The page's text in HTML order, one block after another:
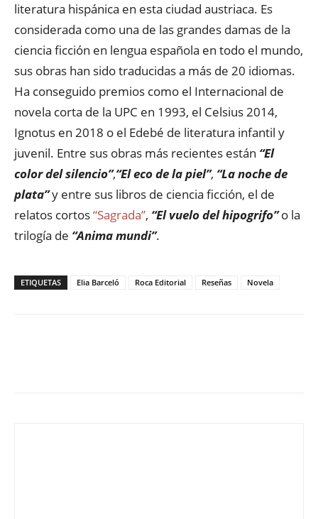
literatura hispánica en esta ciudad austriaca. Es
considerada como una de las grandes damas de la
ciencia ficción en lengua española en todo el mundo,
sus obras han sido traducidas a más de 20 idiomas.
Ha conseguido premios como el Internacional de
novela corta de la UPC en 1993, el Celsius 2014,
Ignotus en 2018 o el Edebé de literatura infantil y
juvenil. Entre sus obras más recientes están “El
color del silencio”,“El eco de la piel”, “La noche de
plata”y entre sus libros de ciencia ficción, el de
relatos cortos“Sagrada”, “El vuelo del hipogrifo”o la
trilogía de “Anima mundi”.
ETIQUETAS Elia Barceló Roca Editorial Reseñas Novela